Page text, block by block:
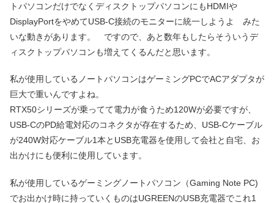
トパソコンだけでなくディスクトップパソコンにもHDMIや
DisplayPortをやめてUSB-C接続のモニターに統一しようよ みた
いな動きがあります。 ですので、あと数年もしたらそういうデ
ィスクトップパソコンも増えてくるんだと思います。
私が使用しているノートパソコンはゲーミングPCでACアダプタが
巨大で重いんですよね。
RTX50シリーズが乗ってて電力が食うため120Wが必要ですが、
USB-CのPD給電対応のコネクタが存在するため、USB-Cケーブル
が240W対応ケーブル1本とUSB充電器を使用して会社と自宅、お
出かけにも便利に使用しています。
私が使用しているゲーミングノートパソコン（Gaming Note PC)
でお出かけ時に持っていくものはUGREENのUSB充電器でこれ1